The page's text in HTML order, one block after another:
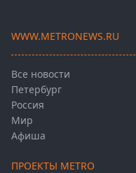
WWW.METRONEWS.RU
Все новости
Петербург
Россия
Мир
Афиша
ПРОЕКТЫ METRO